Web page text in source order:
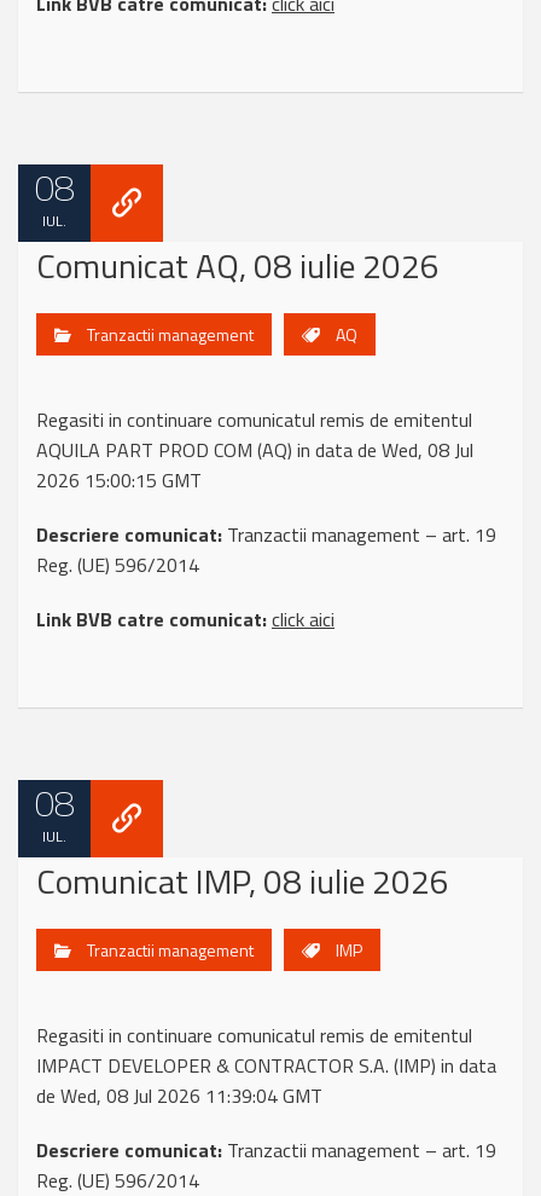
08
IUL.
Comunicat AQ, 08 iulie 2026
Tranzactii management AQ
Regasiti in continuare comunicatul remis de emitentul
AQUILA PART PROD COM (AQ) in data de Wed, 08 Jul
2026 15:00:15 GMT
Descriere comunicat: Tranzactii management – art. 19
Reg. (UE) 596/2014
Link BVB catre comunicat:click aici
08
IUL.
Comunicat IMP, 08 iulie 2026
Tranzactii management IMP
Regasiti in continuare comunicatul remis de emitentul
IMPACT DEVELOPER & CONTRACTOR S.A. (IMP) in data
de Wed, 08 Jul 2026 11:39:04 GMT
Descriere comunicat: Tranzactii management – art. 19
Reg. (UE) 596/2014